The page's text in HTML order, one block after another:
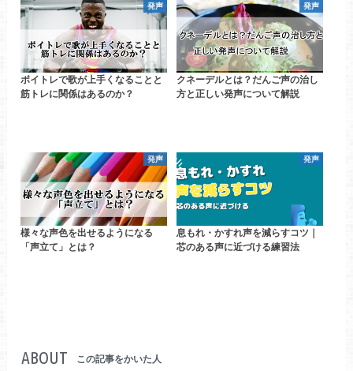
発声
ボイトレで歌が上手くなることと
筋トレに関係はあるのか？
発声
クネーデルとは？だんご声の治し
方と正しい発声について解説
発声
様々な声色を出せるようになる
「声立て」とは？
発声
息もれ・かすれ声を減らすコツ｜
芯のある声に近づける練習法
ABOUT この記事をかいた人